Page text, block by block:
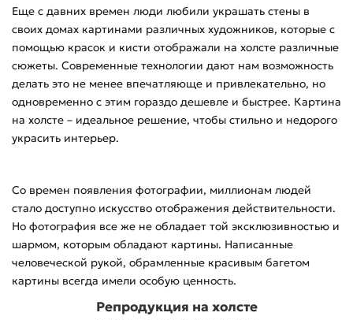
Еще с давних времен люди любили украшать стены в
своих домах картинами различных художников, которые с
помощью красок и кисти отображали на холсте различные
сюжеты. Современные технологии дают нам возможность
делать это не менее впечатляюще и привлекательно, но
одновременно с этим гораздо дешевле и быстрее. Картина
на холсте – идеальное решение, чтобы стильно и недорого
украсить интерьер.
Со времен появления фотографии, миллионам людей
стало доступно искусство отображения действительности.
Но фотография все же не обладает той эксклюзивностью и
шармом, которым обладают картины. Написанные
человеческой рукой, обрамленные красивым багетом
картины всегда имели особую ценность.
Репродукция на холсте